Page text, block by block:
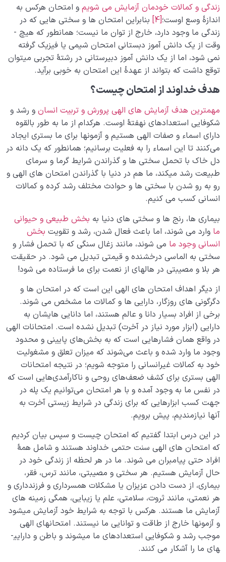
زندگی و کمالات خودمان آزمایش می­ شویم و امتحان هرکس به
اندازۀ وسع اوست؛[4]
بنابراین امتحان­ ها و سختی­ هایی که در
زندگی ما وجود دارد، خارج از توان ما نیست؛ همان­طور که هیچ ­
وقت از یک دانش­ آموز دبستانی امتحان شیمی یا فیزیک گرفته
نمی­ شود، اما از یک دانش ­آموز دبیرستانی در رشتۀ تجربی می­توان
توقع داشت که بتواند از عهدۀ این امتحان به خوبی برآید.
هدف خداوند از امتحان چیست؟
مهم­ترین هدف آزمایش­ های الهی پرورش و تربیت انسان و رشد و
شکوفایی استعدادهای نهفتۀ اوست. هرکدام از ما به طور بالقوه
دارای اسماء و صفات الهی هستیم و آزمون­ها برای ما بستری ایجاد
می‌کنند تا این اسماء را به فعلیت برسانیم؛ همان­طور که یک دانه در
دل خاک با تحمل سختی ­ها و گذراندن شرایط گرما و سرمای
طبیعت رشد می­کند، ما هم در دنیا با گذراندن امتحان­ های الهی و
رو به رو شدن با سختی ­ها و حوادث مختلف رشد کرده و کمالات
انسانی کسب می­ کنیم.
بیماری­ ها، رنج­ ها و سختی ­های دنیا به بخش طبیعی و حیوانی
ما وارد می­ شوند، اما باعث فعال شدن، رشد و تقویت بخش
انسانی وجود ­ما می­ شوند، مانند زغال سنگی که با تحمل فشار و
سختی به الماسی درخشنده و قیمتی تبدیل می­ شود. در حقیقت
هر بلا و مصیبتی در هاله­ای از نعمت برای ما فرستاده می ­شود!
از دیگر اهداف امتحان­ های الهی این است که در امتحان ­ها و
دگرگونی ­های روزگار، دارایی ­ها و کمالات ما مشخص می­ شوند.
برخی از افراد بسیار دانا و عالم هستند، اما دانایی­ هایشان به
دارایی (ابزار مورد نیاز در آخرت) تبدیل نشده است. امتحانات الهی
در واقع همان فشارهایی است که به بخش‌های پایینی و محدود
وجود ما وارد شده و باعث می‌شوند که میزان تعلق و مشغولیت
خود به کمالات غیرانسانی را متوجه شویم؛ در نتیجه امتحانات
الهی بستری برای کشف ضعف‌های روحی و ناکارآمدی‌هایی است که
در نفس ما به وجود آمده و با هر امتحان می‌توانیم یک پله در
جهت کسب ابزارهایی که برای زندگی در شرایط زیستی آخرت به
آنها نیازمندیم، پیش برویم.
در این درس ابتدا گفتیم که امتحان چیست و سپس بیان کردیم
که امتحان­ های الهی سنت حتمی خداوند هستند و شامل همۀ
افراد حتی پیامبران می­ شوند. ما در هر لحظه از زندگی خود در
حال آزمایش هستیم. هر سختی و مصیبتی، مانند ترس، فقر،
بیماری، از دست دادن عزیزان یا مشکلات همسرداری و فرزندداری و
هر نعمتی، مانند ثروت، سلامتی، علم یا زیبایی، همگی زمینه­ های
آزمایش ما هستند. هرکس با توجه به شرایط خود آزمایش می­شود
و آزمون­ها خارج از طاقت و توانایی ما نیستند. امتحان­های الهی
موجب رشد و شکوفایی استعدادهای ما می­شوند و باطن و دارایی­
های ما را آشکار می ­کنند.